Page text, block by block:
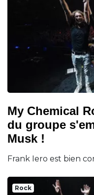
My Chemical
du groupe
Musk !
Frank Iero est bien
Rock